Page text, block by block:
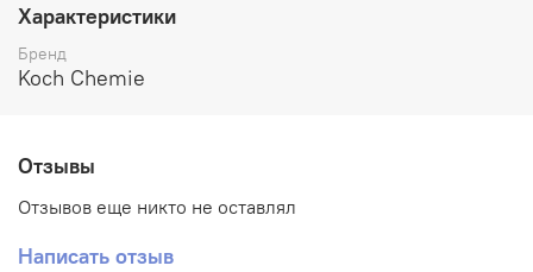
Назначение:
Водоотталкивающий полироль-спрей для зеральной
полировки лакокрасочных поверхностей. Действенный
компоненты обеспечивают идеальный
Лакокрасочные поверхности легковых автомобилей,
Характеристики
Бренд
Koch Chemie
Отзывы
Отзывов еще никто не оставлял
Написать отзыв